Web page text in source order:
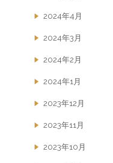
2024年4月
2024年3月
2024年2月
2024年1月
2023年12月
2023年11月
2023年10月